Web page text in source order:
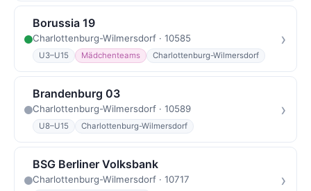
Borussia 19
Charlottenburg-Wilmersdorf · 10585
U3–U15 Mädchenteams Charlottenburg-Wilmersdorf
›
Brandenburg 03
Charlottenburg-Wilmersdorf · 10589
U8–U15 Charlottenburg-Wilmersdorf
›
BSG Berliner Volksbank
Charlottenburg-Wilmersdorf · 10717 ›